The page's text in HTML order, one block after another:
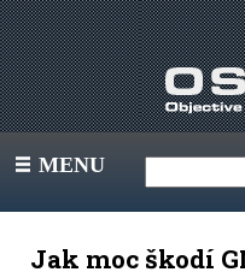
III MENU
Jak moc škodí